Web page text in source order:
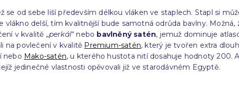
se od sebe liší především délkou vláken ve staplech. Stapl si
delší, tím kvalitnější bude samotná odrůda bavlny. Možná,
v kvalitě „perkál“ nebo bavlněný satén, jemuž dominuje
na povlečení v kvalitě Premium-satén, který je tvořen extra
nebo Mako-satén, u kterého hustota nití dosahuje hodnoty 200.
jedinečné vlastnosti opěvovali již ve starodávném Egyptě.